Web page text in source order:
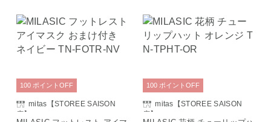
mitas【STOREE SAISON
店】
100 ポイント OFF
mitas【STOREE SAISON
店】
100 ポイント OFF